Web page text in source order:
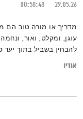
29.05.26
00:58:48
מדריך או מורה טוב הם
עוגן, ומקלט, ואור,
להבחין בשביל בתוך
אודיו